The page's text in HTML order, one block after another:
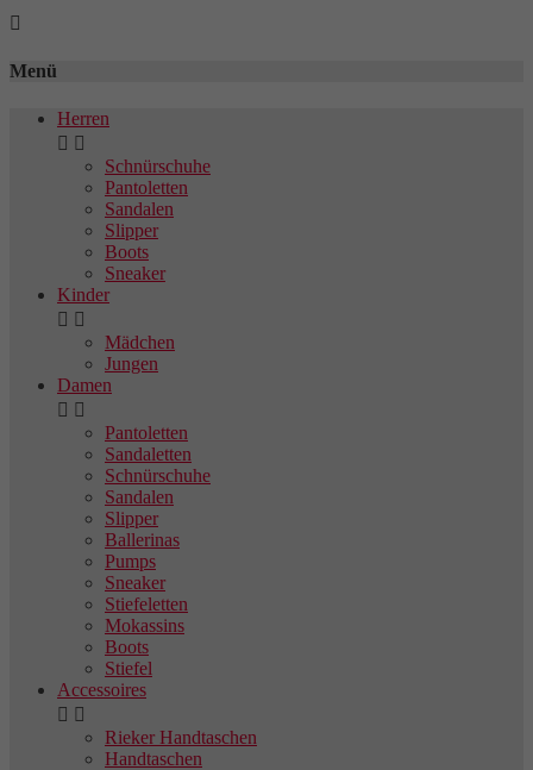

Menü
Herren
 
Schnürschuhe
Pantoletten
Sandalen
Slipper
Boots
Sneaker
Kinder
 
Mädchen
Jungen
Damen
 
Pantoletten
Sandaletten
Schnürschuhe
Sandalen
Slipper
Ballerinas
Pumps
Sneaker
Stiefeletten
Mokassins
Boots
Stiefel
Accessoires
 
Rieker Handtaschen
Handtaschen